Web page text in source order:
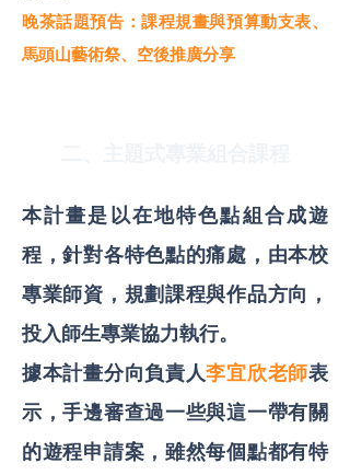
晚茶話題預告：課程規畫與預算動支表、
馬頭山藝術祭、空後推廣分享
本計畫是以在地特色點組合成遊
程，針對各特色點的痛處，由本校
專業師資，規劃課程與作品方向，
投入師生專業協力執行。
據本計畫分向負責人李宜欣老師表
示，手邊審查過一些與這一帶有關
的遊程申請案，雖然每個點都有特